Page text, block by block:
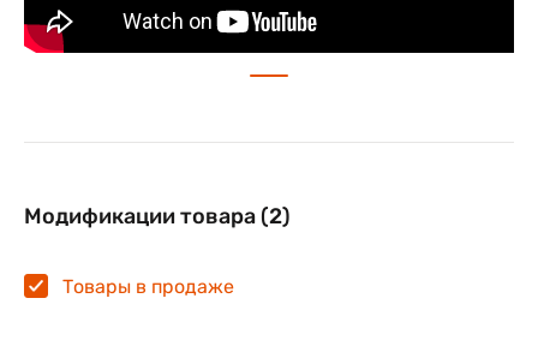
регулярную очистку агрессивными дезинфицирующими
средствами, используемыми в медицинских учреждениях.
Модификации товара (2)
Товары в продаже